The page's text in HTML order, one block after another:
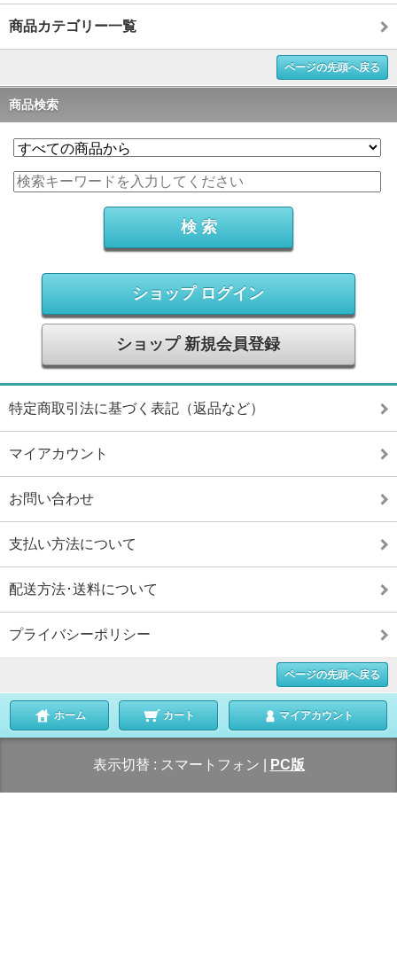
商品カテゴリー一覧
ページの先頭へ戻る
商品検索
ショップ ログイン
ショップ 新規会員登録
特定商取引法に基づく表記（返品など）
マイアカウント
お問い合わせ
支払い方法について
配送方法･送料について
プライバシーポリシー
ページの先頭へ戻る
ホーム カート マイアカウント
表示切替 : スマートフォン PC版